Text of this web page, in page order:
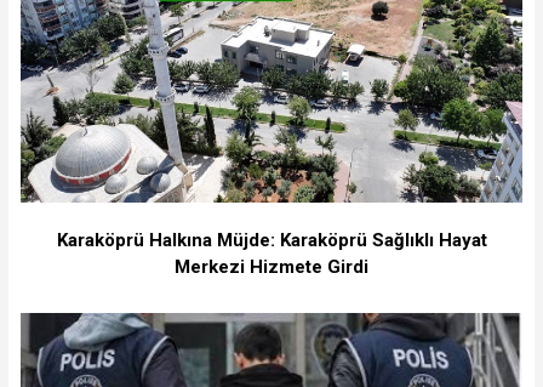
Karaköprü Halkına Müjde: Karaköprü Sağlıklı Hayat
Merkezi Hizmete Girdi